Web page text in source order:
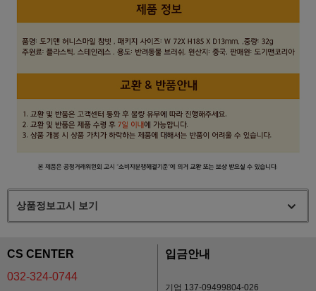
상품정보고시 보기
CS CENTER
032-324-0744
입금안내
기업 137-09499804-026